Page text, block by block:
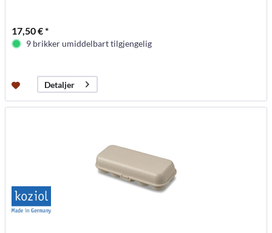
17,50 € *
9 brikker umiddelbart tilgjengelig
Detaljer